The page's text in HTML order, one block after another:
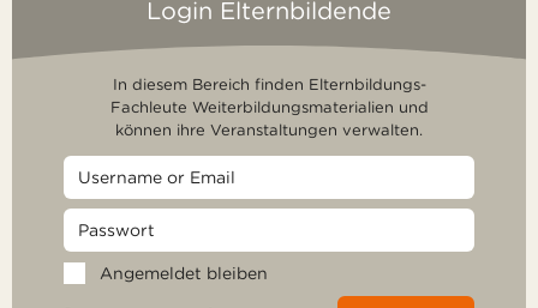
Login Elternbildende
In diesem Bereich finden Elternbildungs-
Fachleute Weiterbildungsmaterialien und
können ihre Veranstaltungen verwalten.
Angemeldet bleiben